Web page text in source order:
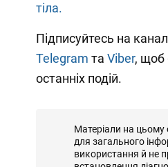
тіла.
Підписуйтесь на
Telegram та Viber, щоб
останніх подій.
Матеріали на цьому
для загального
використання й не